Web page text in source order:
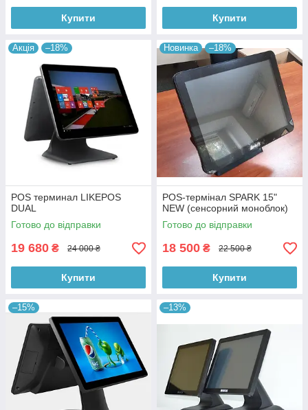
Купити Купити
Акція –18%
POS терминал LIKEPOS
DUAL
Готово до відправки
19 680 ₴ 24 000 ₴
Купити
Новинка –18%
POS-термінал SPARK 15"
NEW (сенсорний моноблок)
Готово до відправки
18 500 ₴ 22 500 ₴
Купити
–15% –13%